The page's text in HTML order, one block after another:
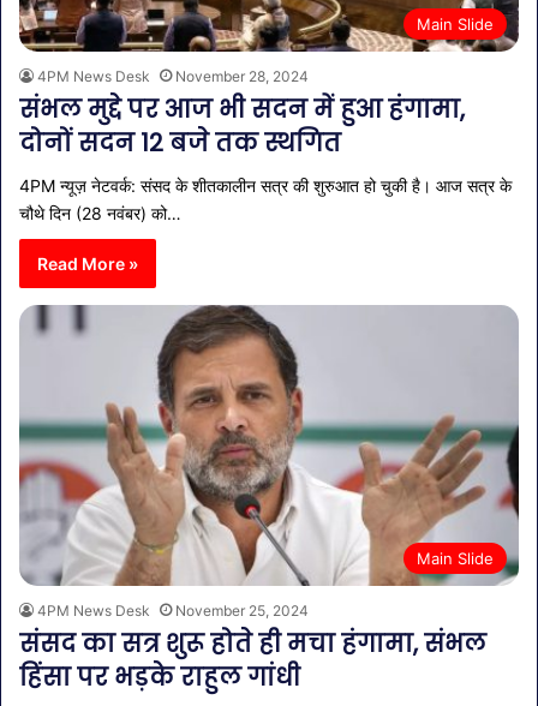
Main Slide
4PM News Desk November 28, 2024
संभल मुद्दे पर आज भी सदन में हुआ हंगामा,
दोनों सदन 12 बजे तक स्थगित
4PM न्यूज़ नेटवर्क: संसद के शीतकालीन सत्र की शुरुआत हो चुकी है। आज सत्र के
चौथे दिन (28 नवंबर) को…
Read More »
Main Slide
4PM News Desk November 25, 2024
संसद का सत्र शुरू होते ही मचा हंगामा, संभल
हिंसा पर भड़के राहुल गांधी